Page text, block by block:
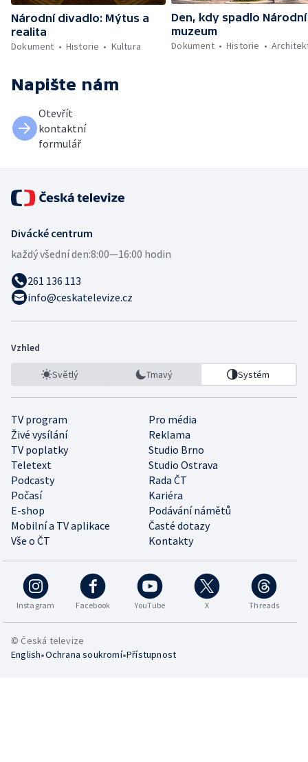
Národní divadlo: Mýtus a
realita
Dokument
Historie Kultura
Den, kdy spadlo Národní
muzeum
Dokument
Historie
Napište nám
Otevřít
kontaktní
formulář
Divácké centrum
každý všední den:8:00—16:00 hodin
261 136 113
info@ceskatelevize.cz
Vzhled
Světlý Tmavý Systém
TV program
Pro média
Živé vysílání
Reklama
TV poplatky
Studio Brno
Teletext
Studio Ostrava
Podcasty
Rada ČT
Počasí
Kariéra
E-shop
Podávání námětů
Mobilní a TV aplikace
Časté dotazy
Vše o ČT
Kontakty
Instagram Facebook YouTube X Threads
© Česká televize
English•Ochrana soukromí•Přístupnost